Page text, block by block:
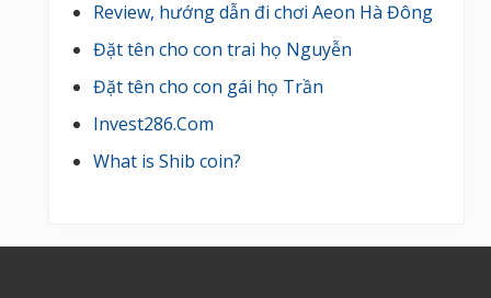
Review, hướng dẫn đi chơi Aeon Hà Đông
Đặt tên cho con trai họ Nguyễn
Đặt tên cho con gái họ Trần
Invest286.Com
What is Shib coin?